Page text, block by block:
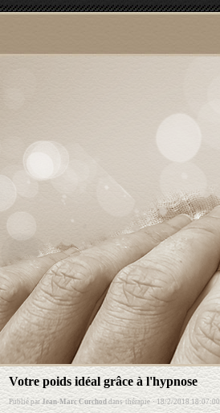
Votre poids idéal grâce à l'hypnose
Publié parJean-Marc Curchod dansthérapie · 18/2/2018 18:07:00